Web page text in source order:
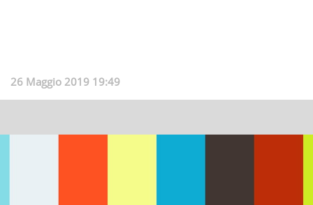
26 Maggio 2019 19:49